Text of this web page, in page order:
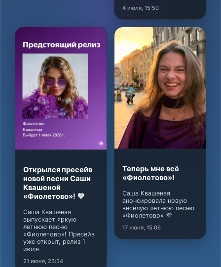
4 июля, 15:50
Открылся пресейв
новой песни Саши
Квашеной
«Фиолетово»! 💜
Саша Квашеная
выпускает яркую
летнюю песню
«Фиолетово»! Пресейв
уже открыт, релиз 1
июля
21 июня, 23:34
Теперь мне всё
«Фиолетово»!
Саша Квашеная
анонсировала новую
весёлую летнюю песню
«Фиолетово» 💜
17 июня, 15:06